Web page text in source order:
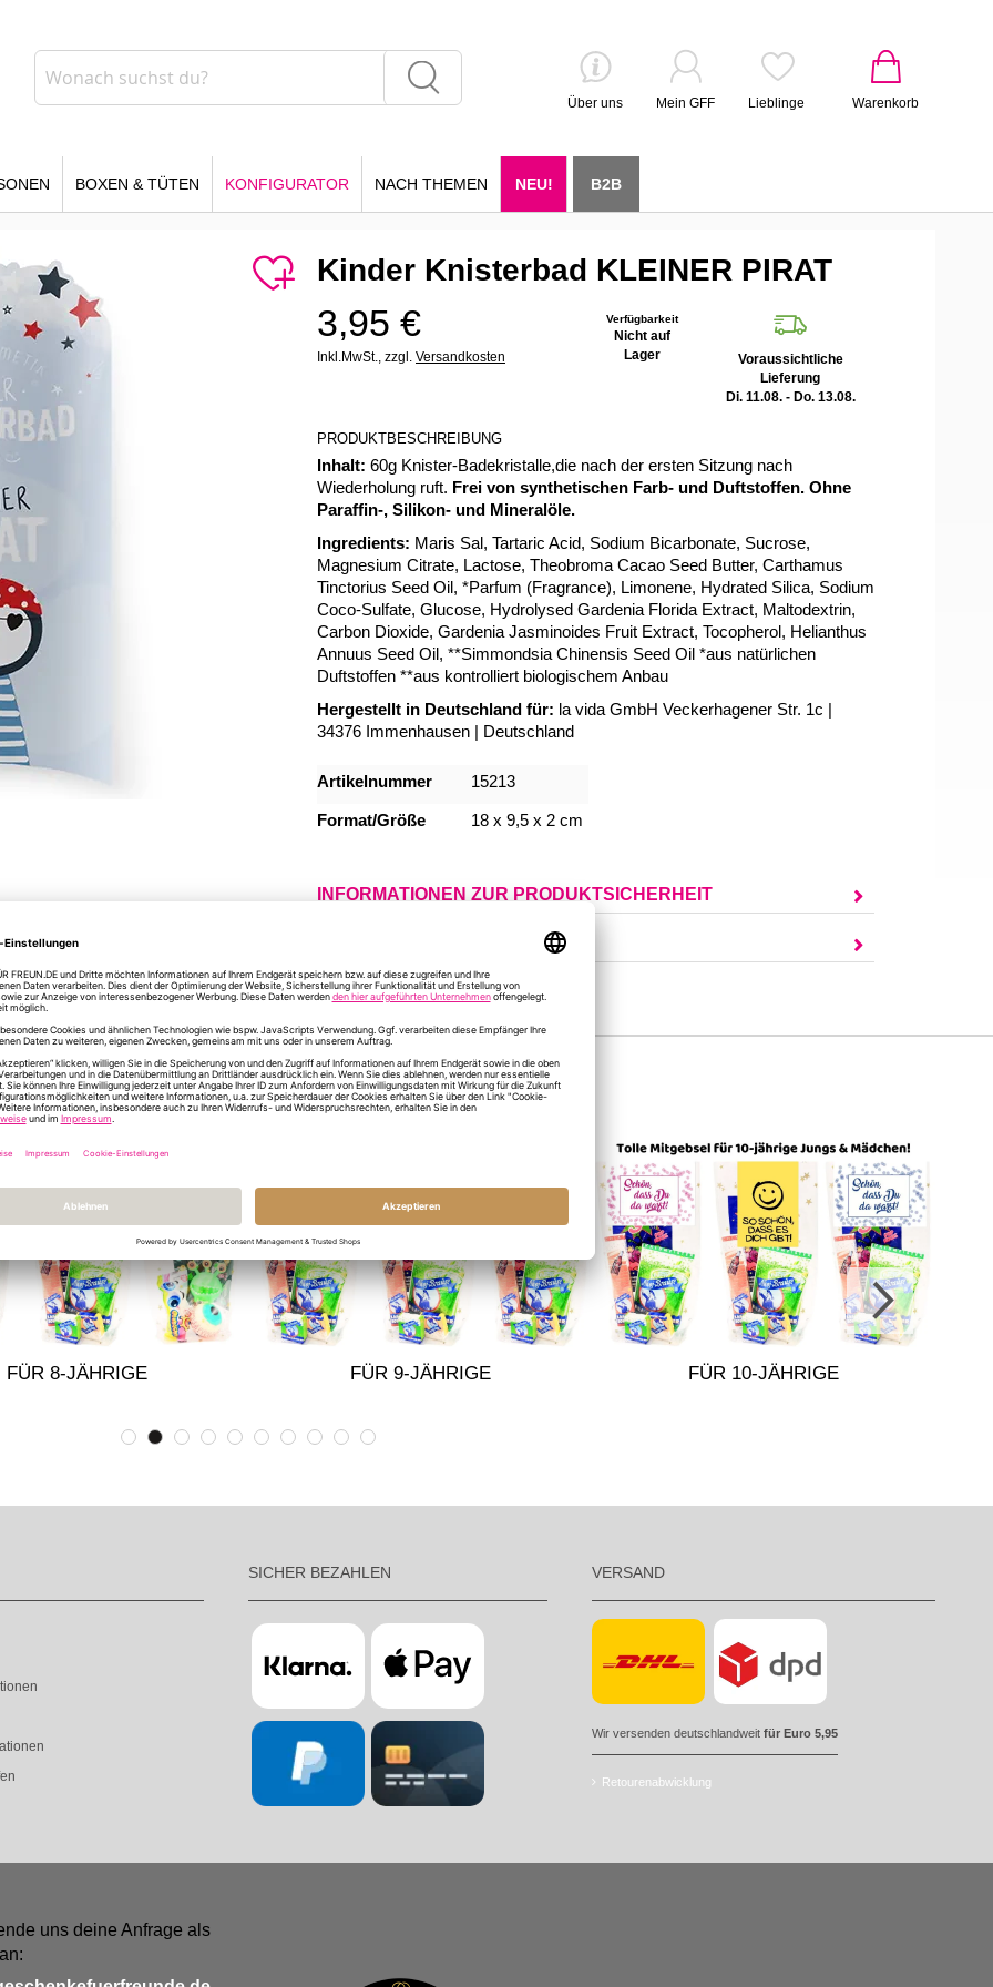
Warenkorb
Über uns Mein GFF Lieblinge
BOXEN & TÜTEN KONFIGURATOR NACH THEMEN NEU! B2B
Kinder Knisterbad KLEINER PIRAT
3,95 €
Inkl.MwSt., zzgl. Versandkosten
Verfügbarkeit
Nicht auf
Lager
Voraussichtliche
Lieferung
Di. 11.08. - Do. 13.08.
PRODUKTBESCHREIBUNG
Inhalt: 60g Knister-Badekristalle,die nach der ersten Sitzung nach
Wiederholung ruft. Frei von synthetischen Farb- und Duftstoffen. Ohne
Paraffin-, Silikon- und Mineralöle.
Ingredients: Maris Sal, Tartaric Acid, Sodium Bicarbonate, Sucrose,
Magnesium Citrate, Lactose, Theobroma Cacao Seed Butter, Carthamus
Tinctorius Seed Oil, *Parfum (Fragrance), Limonene, Hydrated Silica, Sodium
Coco-Sulfate, Glucose, Hydrolysed Gardenia Florida Extract, Maltodextrin,
Carbon Dioxide, Gardenia Jasminoides Fruit Extract, Tocopherol, Helianthus
Annuus Seed Oil, **Simmondsia Chinensis Seed Oil *aus natürlichen
Duftstoffen **aus kontrolliert biologischem Anbau
Hergestellt in Deutschland für: la vida GmbH Veckerhagener Str. 1c |
34376 Immenhausen | Deutschland
Mehr
Artikelnummer 15213
Format/Größe 18 x 9,5 x 2 cm
INFORMATIONEN ZUR PRODUKTSICHERHEIT
DU HAST NOCH FRAGEN?
LASS DICH INSPIRIEREN
FÜR 8-JÄHRIGE FÜR 9-JÄHRIGE
FÜR 10-JÄHRIGE
SICHER BEZAHLEN VERSAND
Wir versenden deutschlandweit für Euro 5,95
Retourenabwicklung
uns deine Anfrage als